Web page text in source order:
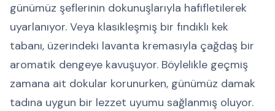
günümüz şeflerinin dokunuşlarıyla hafifletilerek
uyarlanıyor. Veya klasikleşmiş bir fındıklı kek
tabanı, üzerindeki lavanta kremasıyla çağdaş bir
aromatik dengeye kavuşuyor. Böylelikle geçmiş
zamana ait dokular korunurken, günümüz damak
tadına uygun bir lezzet uyumu sağlanmış oluyor.